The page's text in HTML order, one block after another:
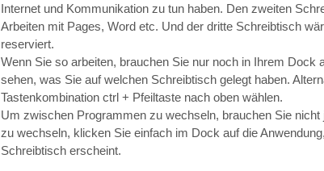
Internet und Kommunikation zu tun haben. Den zweiten
Arbeiten mit Pages, Word etc. Und der dritte Schreibtisch
reserviert.
Wenn Sie so arbeiten, brauchen Sie nur noch in Ihrem Dock
sehen, was Sie auf welchen Schreibtisch gelegt haben.
Tastenkombination ctrl + Pfeiltaste nach oben wählen.
Um zwischen Programmen zu wechseln, brauchen Sie
zu wechseln, klicken Sie einfach im Dock auf die
Schreibtisch erscheint.